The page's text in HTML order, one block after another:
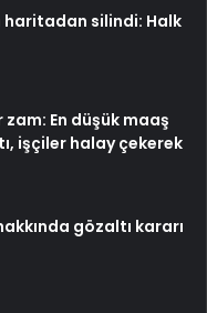
haritadan silindi: Halk
En düşük maaş
işçiler halay çekerek
gözaltı kararı